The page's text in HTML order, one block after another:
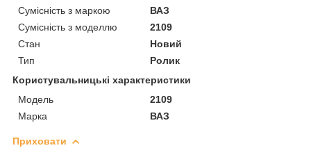
Сумісність з маркою
ВАЗ
Сумісність з моделлю
2109
Стан
Новий
Тип
Ролик
Користувальницькі характеристики
Мoдель
2109
Марка
ВАЗ
Приховати